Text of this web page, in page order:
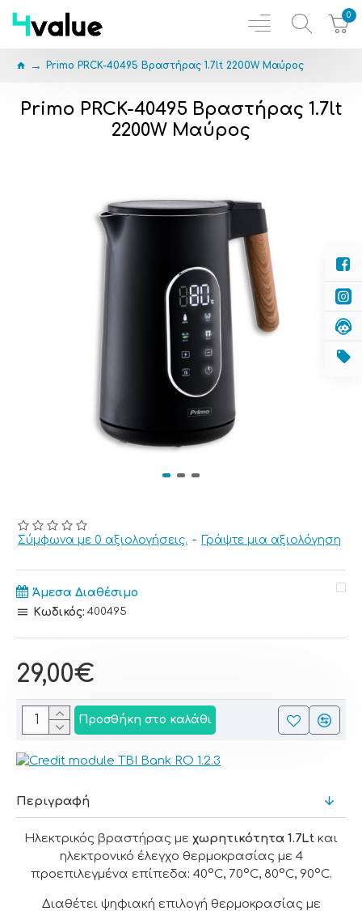
0
Primo PRCK-40495 Βραστήρας 1.7lt 2200W Μαύρος
Primo PRCK-40495 Βραστήρας 1.7lt
2200W Μαύρος
Σύμφωνα με 0 αξιολογήσεις. - Γράψτε μια αξιολόγηση
29,00€
Άμεσα Διαθέσιμο
Κωδικός: 400495
Προσθήκη στο καλάθι
Περιγραφή
Ηλεκτρικός βραστήρας με χωρητικότητα 1.7Lt και
ηλεκτρονικό έλεγχο θερμοκρασίας με 4
προεπιλεγμένα επίπεδα: 40°C, 70°C, 80°C, 90°C.
Διαθέτει ψηφιακή επιλογή θερμοκρασίας με